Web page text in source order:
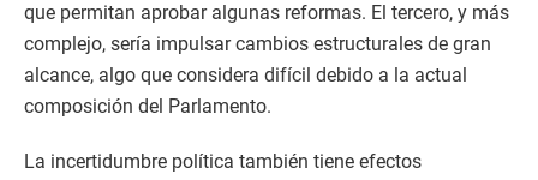
que permitan aprobar algunas reformas. El tercero, y más
complejo, sería impulsar cambios estructurales de gran
alcance, algo que considera difícil debido a la actual
composición del Parlamento.
La incertidumbre política también tiene efectos